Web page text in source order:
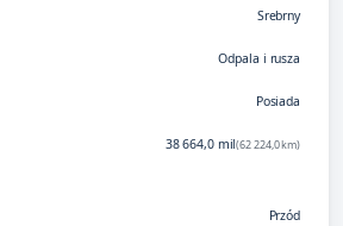
Srebrny
Odpala i rusza
Posiada
38 664,0 mil(62 224,0 km)
Przód